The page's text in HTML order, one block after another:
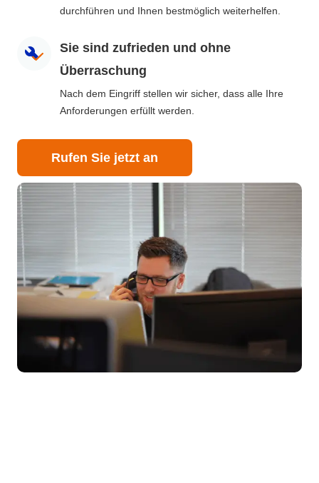
durchführen und Ihnen bestmöglich weiterhelfen.
Sie sind zufrieden und ohne
Überraschung
Nach dem Eingriff stellen wir sicher, dass alle Ihre
Anforderungen erfüllt werden.
Rufen Sie jetzt an